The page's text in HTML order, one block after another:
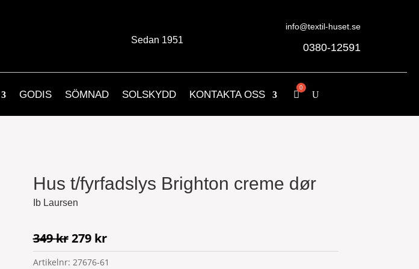
Sedan 1951
info@textil-huset.se
0380-12591
GODIS SÖMNAD SOLSKYDD KONTAKTA OSS
Hus t/fyrfadslys Brighton creme dør
Ib Laursen
349kr Det
ursprungliga
priset
279 krDet
nuvarande
priset
Artikelnr: 27676-61